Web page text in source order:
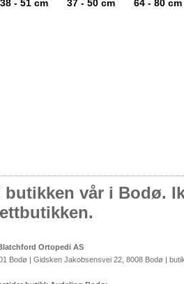
38 - 51 cm 37 - 50 cm 64 - 80 cm
vår i Bodø.
Ortopedi AS
Bodø | Gidsken Jakobsensvei 22, 8008 Bodø |